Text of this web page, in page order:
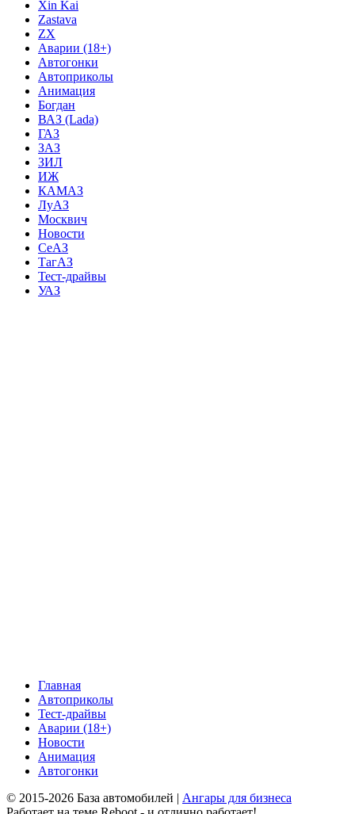
Xin Kai
Zastava
ZX
Аварии (18+)
Автогонки
Автоприколы
Анимация
Богдан
ВАЗ (Lada)
ГАЗ
ЗАЗ
ЗИЛ
ИЖ
КАМАЗ
ЛуАЗ
Москвич
Новости
СеАЗ
ТагАЗ
Тест-драйвы
УАЗ
Главная
Автоприколы
Тест-драйвы
Аварии (18+)
Новости
Анимация
Автогонки
© 2015-2026 База автомобилей | Ангары для бизнеса